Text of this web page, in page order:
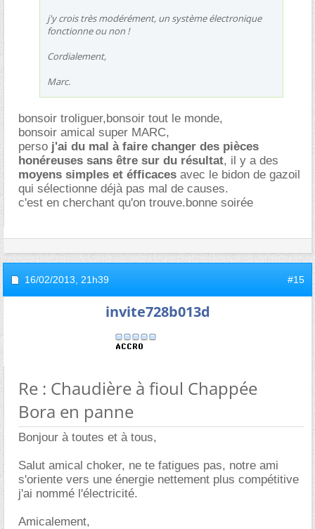
j'y crois très modérément, un système électronique
fonctionne ou non !
Cordialement,
Marc.
bonsoir troliguer,bonsoir tout le monde,
bonsoir amical super MARC,
perso j'ai du mal à faire changer des pièces
honéreuses sans être sur du résultat, il y a des
moyens simples et éfficaces avec le bidon de gazoil
qui sélectionne déjà pas mal de causes.
c'est en cherchant qu'on trouve.bonne soirée
16/02/2013, 21h39 #15
invite728b013d
Re : Chaudière à fioul Chappée
Bora en panne
Bonjour à toutes et à tous,
Salut amical choker, ne te fatigues pas, notre ami
s'oriente vers une énergie nettement plus compétitive
j'ai nommé l'électricité.
Amicalement,